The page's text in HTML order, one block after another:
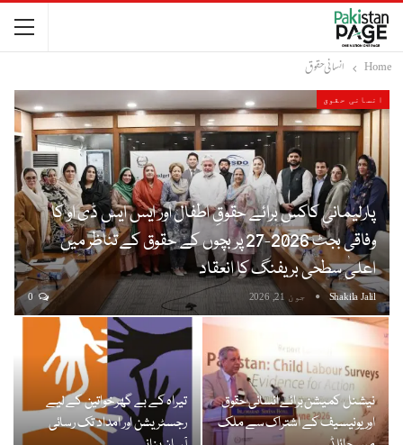
Home انسانی حقوق
انسانی حقوق
پارلیمانی کاکس برائے حقوقِ اطفال اور ایس ایس ڈی او کا
وفاقی بجٹ 2026-27 پر بچوں کے حقوق کے تناظر میں
اعلیٰ سطحی بریفنگ کا انعقاد
Shakila Jalil جون 21, 2026
نیشنل کمیشن برائے انسانی حقوق
اور یونیسیف کے اشتراک سے ملک
تیراہ کے بے گھر خواتین کے لیے
رجسٹریشن اور امداد تک رسائی